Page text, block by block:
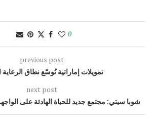
0
previous post
تمويلات إماراتية تُوسّع نطاق
next post
شوبا سيتي: مجتمع جديد للحياة الهادئة على